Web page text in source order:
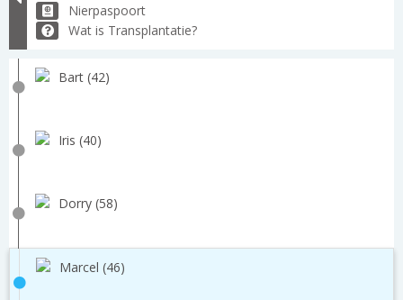
Nierpaspoort
Wat is Transplantatie?
Bart (42)
Iris (40)
Dorry (58)
Marcel (46)